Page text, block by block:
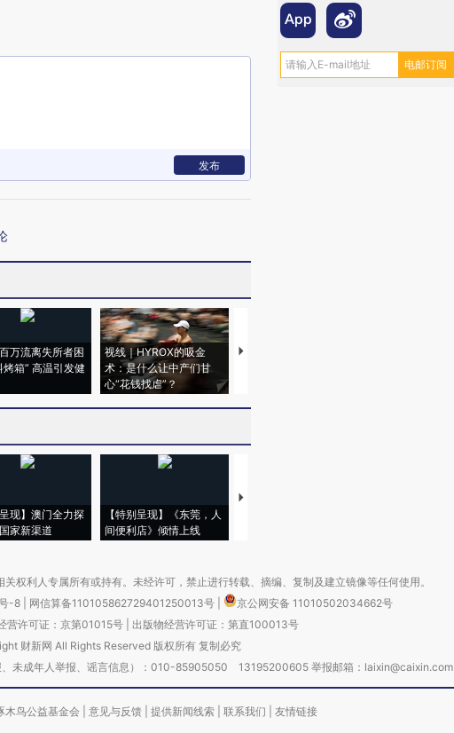
发布
万流离失所者困
烤箱” 高温引发健
视线｜HYROX的吸金
术：是什么让中产们甘
心“花钱找虐”？
马航飞行员跨国走私7万
呈现】澳门全力探
家新渠道
【特别呈现】《东莞，人
间便利店》倾情上线
【推广】走进第四届链博
权利人专属所有或持有。未经许可，禁止进行转载、摘编、复制及建立镜像等任何使用。
-8 网信算备110105862729401250013号
京公网安备 11010502034662号
营许可证：京第01015号| 出版物经营许可证：第直100013号
财新网 All Rights Reserved 版权所有 复制必究
、未成年人举报、谣言信息）：010-85905050 13195200605 举报邮箱：laixin@caixin.com
木鸟公益基金会 意见与反馈 提供新闻线索 联系我们 友情链接